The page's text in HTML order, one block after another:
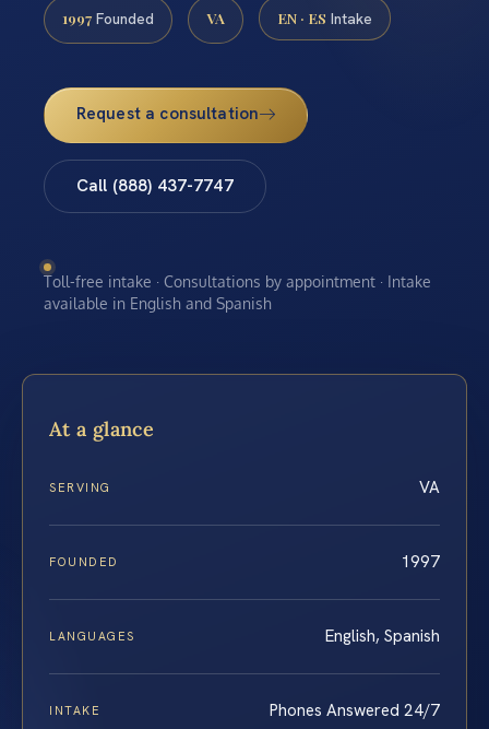
1997 Founded VA EN · ES Intake
Request a consultation
Call (888) 437-7747
Toll-free intake · Consultations by appointment · Intake
available in English and Spanish
At a glance
SERVING VA
FOUNDED 1997
LANGUAGES English, Spanish
INTAKE Phones Answered 24/7